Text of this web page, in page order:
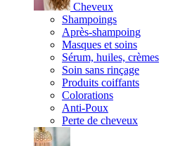
Cheveux
Shampoings
Après-shampoing
Masques et soins
Sérum, huiles, crèmes
Soin sans rinçage
Produits coiffants
Colorations
Anti-Poux
Perte de cheveux